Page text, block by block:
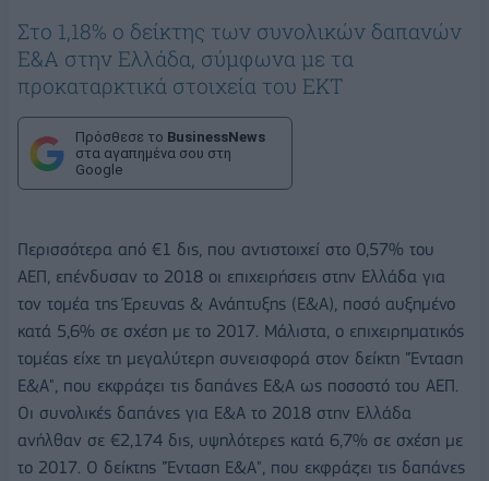
Στο 1,18% ο δείκτης των συνολικών δαπανών
Ε&Α στην Ελλάδα, σύμφωνα με τα
προκαταρκτικά στοιχεία του ΕΚΤ
Πρόσθεσε το BusinessNews
στα αγαπημένα σου στη
Google
Περισσότερα από €1 δις, που αντιστοιχεί στο 0,57% του
ΑΕΠ, επένδυσαν το 2018 οι επιχειρήσεις στην Ελλάδα για
τον τομέα της Έρευνας & Ανάπτυξης (Ε&Α), ποσό αυξημένο
κατά 5,6% σε σχέση με το 2017. Μάλιστα, ο επιχειρηματικός
τομέας είχε τη μεγαλύτερη συνεισφορά στον δείκτη "Ένταση
Ε&Α", που εκφράζει τις δαπάνες Ε&Α ως ποσοστό του ΑΕΠ.
Οι συνολικές δαπάνες για Ε&Α το 2018 στην Ελλάδα
ανήλθαν σε €2,174 δις, υψηλότερες κατά 6,7% σε σχέση με
το 2017. Ο δείκτης "Ένταση Ε&Α", που εκφράζει τις δαπάνες